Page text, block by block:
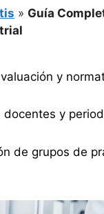
» Guía
y
y
de grupos de